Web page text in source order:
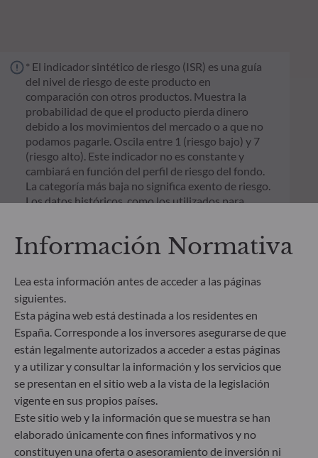
* El indicador sintético de riesgo (ISR) es una guía
del nivel de riesgo de este producto en
comparación con otros productos. Muestra la
probabilidad de que el producto pierda dinero
debido a los movimientos del mercado o a que no
podamos pagarle. Oscila entre 1 (riesgo bajo) y 7
(riesgo alto). Este indicador no es constante y
cambiará en función del perfil de riesgo del fondo.
La categoría más baja no significa exento de riesgo.
Los datos históricos, como los utilizados para
ninguna garantía de que se alcancen los objetivos
** El Reglamento de la UE Reglamento de
divulgación de información sobre finanzas
sostenibles (SFDR) es un conjunto de normas de la
UE cuyo objetivo es lograr que el perfil de
sostenibilidad de los fondos sea transparente, más
comparable y se entienda mejor por los inversores
finales. Artículo 6: El equipo de gestión no tiene en
cuenta riesgos de sostenibilidad ni incidencias
adversas de las decisiones de inversión en los
factores de sostenibilidad en el proceso de toma de
decisiones. Artículo 8: El equipo de gestión aborda
Información Normativa
Lea esta información antes de acceder a las páginas
siguientes.
Esta página web está destinada a los residentes en
España. Corresponde a los inversores asegurarse de que
están legalmente autorizados a acceder a estas páginas
y a utilizar y consultar la información y los servicios que
se presentan en el sitio web a la vista de la legislación
vigente en sus propios países.
Este sitio web y la información que se muestra se han
elaborado únicamente con fines informativos y no
constituyen una oferta o asesoramiento de inversión ni